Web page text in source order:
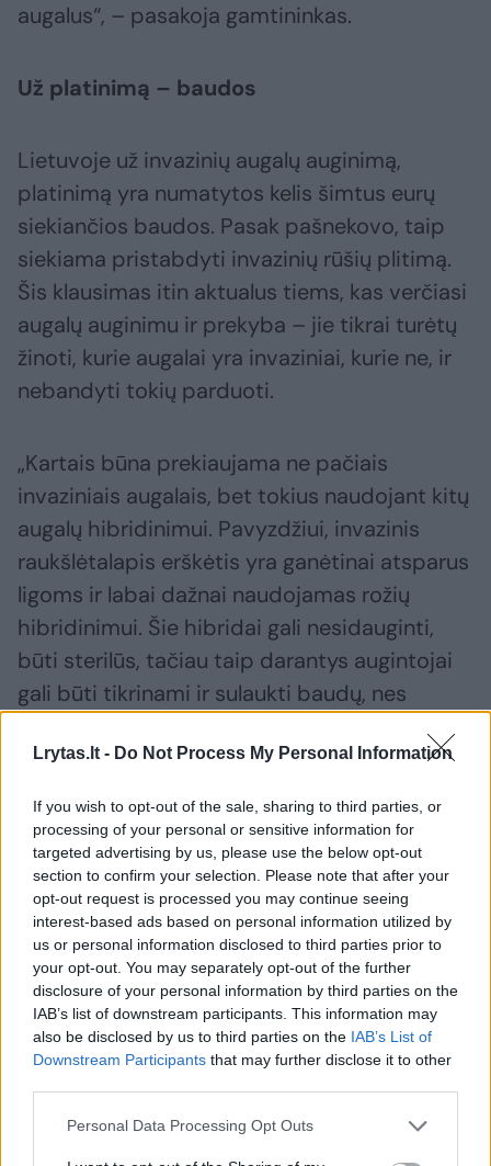
Lrytas.lt - Do Not Process My Personal Information
If you wish to opt-out of the sale, sharing to third parties, or
processing of your personal or sensitive information for
targeted advertising by us, please use the below opt-out
section to confirm your selection. Please note that after your
opt-out request is processed you may continue seeing
interest-based ads based on personal information utilized by
us or personal information disclosed to third parties prior to
your opt-out. You may separately opt-out of the further
disclosure of your personal information by third parties on the
IAB’s list of downstream participants. This information may
also be disclosed by us to third parties on the IAB’s List of
Downstream Participants that may further disclose it to other
Personal Data Processing Opt Outs
augalus“, – pasakoja gamtininkas.
Už platinimą – baudos
Lietuvoje už invazinių augalų auginimą,
platinimą yra numatytos kelis šimtus eurų
siekiančios baudos. Pasak pašnekovo, taip
siekiama pristabdyti invazinių rūšių plitimą.
Šis klausimas itin aktualus tiems, kas verčiasi
augalų auginimu ir prekyba – jie tikrai turėtų
žinoti, kurie augalai yra invaziniai, kurie ne, ir
nebandyti tokių parduoti.
„Kartais būna prekiaujama ne pačiais
invaziniais augalais, bet tokius naudojant kitų
augalų hibridinimui. Pavyzdžiui, invazinis
raukšlėtalapis erškėtis yra ganėtinai atsparus
ligoms ir labai dažnai naudojamas rožių
hibridinimui. Šie hibridai gali nesidauginti,
būti sterilūs, tačiau taip darantys augintojai
gali būti tikrinami ir sulaukti baudų, nes
naudojimas irgi yra jų platinimas“, – tikina M.
Jis pataria kiekvienam, auginančiam augalus
savo malonumui, stengtis pažinti, kas tai per
augalai, ką ketiname įsigyti, ką gavome
dovanų. Nežinodamas augalo pavadinimo,
arba žinodamas tik liaudišką vardą, žmogus
gali to nesuprasdamas pasisodinti invazinį
augalą.
Skinti galima ir reikia